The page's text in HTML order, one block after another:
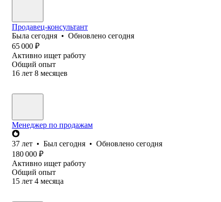
Продавец-консультант
Была сегодня • Обновлено сегодня
65 000 ₽
Активно ищет работу
Общий опыт
16 лет 8 месяцев
Менеджер по продажам
37 лет • Был сегодня • Обновлено сегодня
180 000 ₽
Активно ищет работу
Общий опыт
15 лет 4 месяца